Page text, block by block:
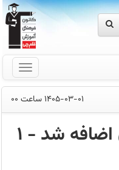
1405-03-01 ساعت 00
خبر خوب: دو آزمون اضافه شد - 1